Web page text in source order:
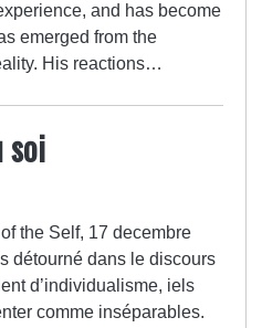
and has become
emerged from the
His reactions…
soi
the Self, 17 decembre
détourné dans le discours
d’individualisme, iels
comme inséparables.